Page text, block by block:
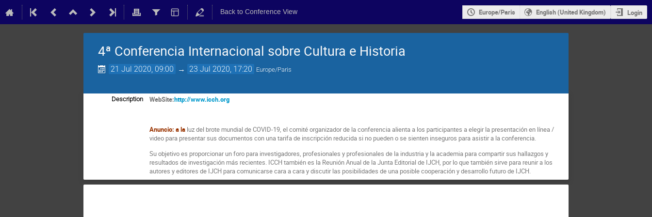
Back to Conference View Europe/Paris English (United Kingdom) Login
4ª Conferencia Internacional sobre Cultura e Historia
21 Jul 2020, 09:00 → 23 Jul 2020, 17:20 Europe/Paris
Description WebSite:http://www.icch.org
Anuncio: a la luz del brote mundial de COVID-19, el comité organizador de la conferencia alienta a los participantes a elegir la presentación en línea /
video para presentar sus documentos con una tarifa de inscripción reducida si no pueden o se sienten inseguros para asistir a la conferencia.
Su objetivo es proporcionar un foro para investigadores, profesionales y profesionales de la industria y la academia para compartir sus hallazgos y
resultados de investigación más recientes. ICCH también es la Reunión Anual de la Junta Editorial de IJCH, por lo que también sirve para reunir a los
autores y editores de IJCH para comunicarse cara a cara y discutir las posibilidades de una posible cooperación y desarrollo futuro de IJCH.